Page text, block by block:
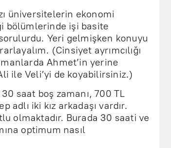
üniversitelerin ekonomi
bölümlerinde işi basite
Yeri gelmişken konuyu
(Cinsiyet ayrımcılığı
Ahmet’in yerine
ile Veli’yi de koyabilirsiniz.)
saat boş zamanı, 700 TL
adlı iki kız arkadaşı vardır.
olmaktadır. Burada 30 saati ve
optimum nasıl